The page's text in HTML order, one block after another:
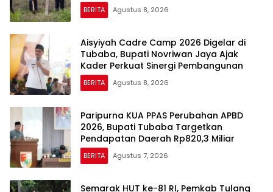
BERITA Agustus 8, 2026
Aisyiyah Cadre Camp 2026 Digelar di
Tubaba, Bupati Novriwan Jaya Ajak
Kader Perkuat Sinergi Pembangunan
BERITA Agustus 8, 2026
Paripurna KUA PPAS Perubahan APBD
2026, Bupati Tubaba Targetkan
Pendapatan Daerah Rp820,3 Miliar
BERITA Agustus 7, 2026
Semarak HUT ke-81 RI, Pemkab Tulang